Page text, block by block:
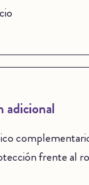
adicional
frente al